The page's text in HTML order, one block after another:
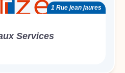
1 Rue jean jaures
Services